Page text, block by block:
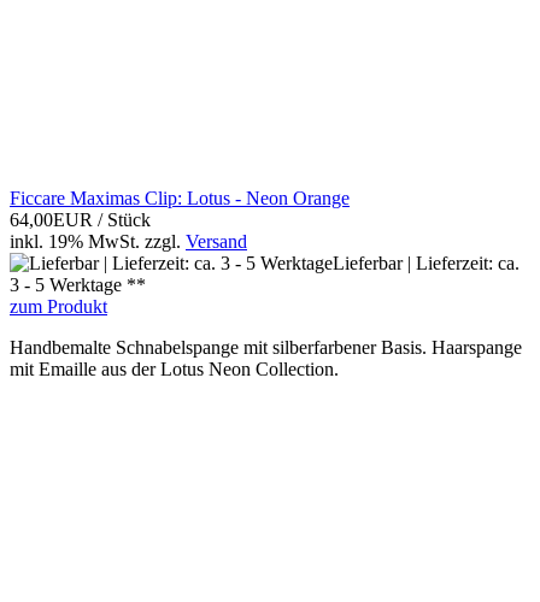
Ficcare Maximas Clip: Lotus - Neon Orange
64,00EUR / Stück
inkl. 19% MwSt. zzgl. Versand
Lieferbar | Lieferzeit: ca.
3 - 5 Werktage **
zum Produkt
Handbemalte Schnabelspange mit silberfarbener Basis. Haarspange
mit Emaille aus der Lotus Neon Collection.